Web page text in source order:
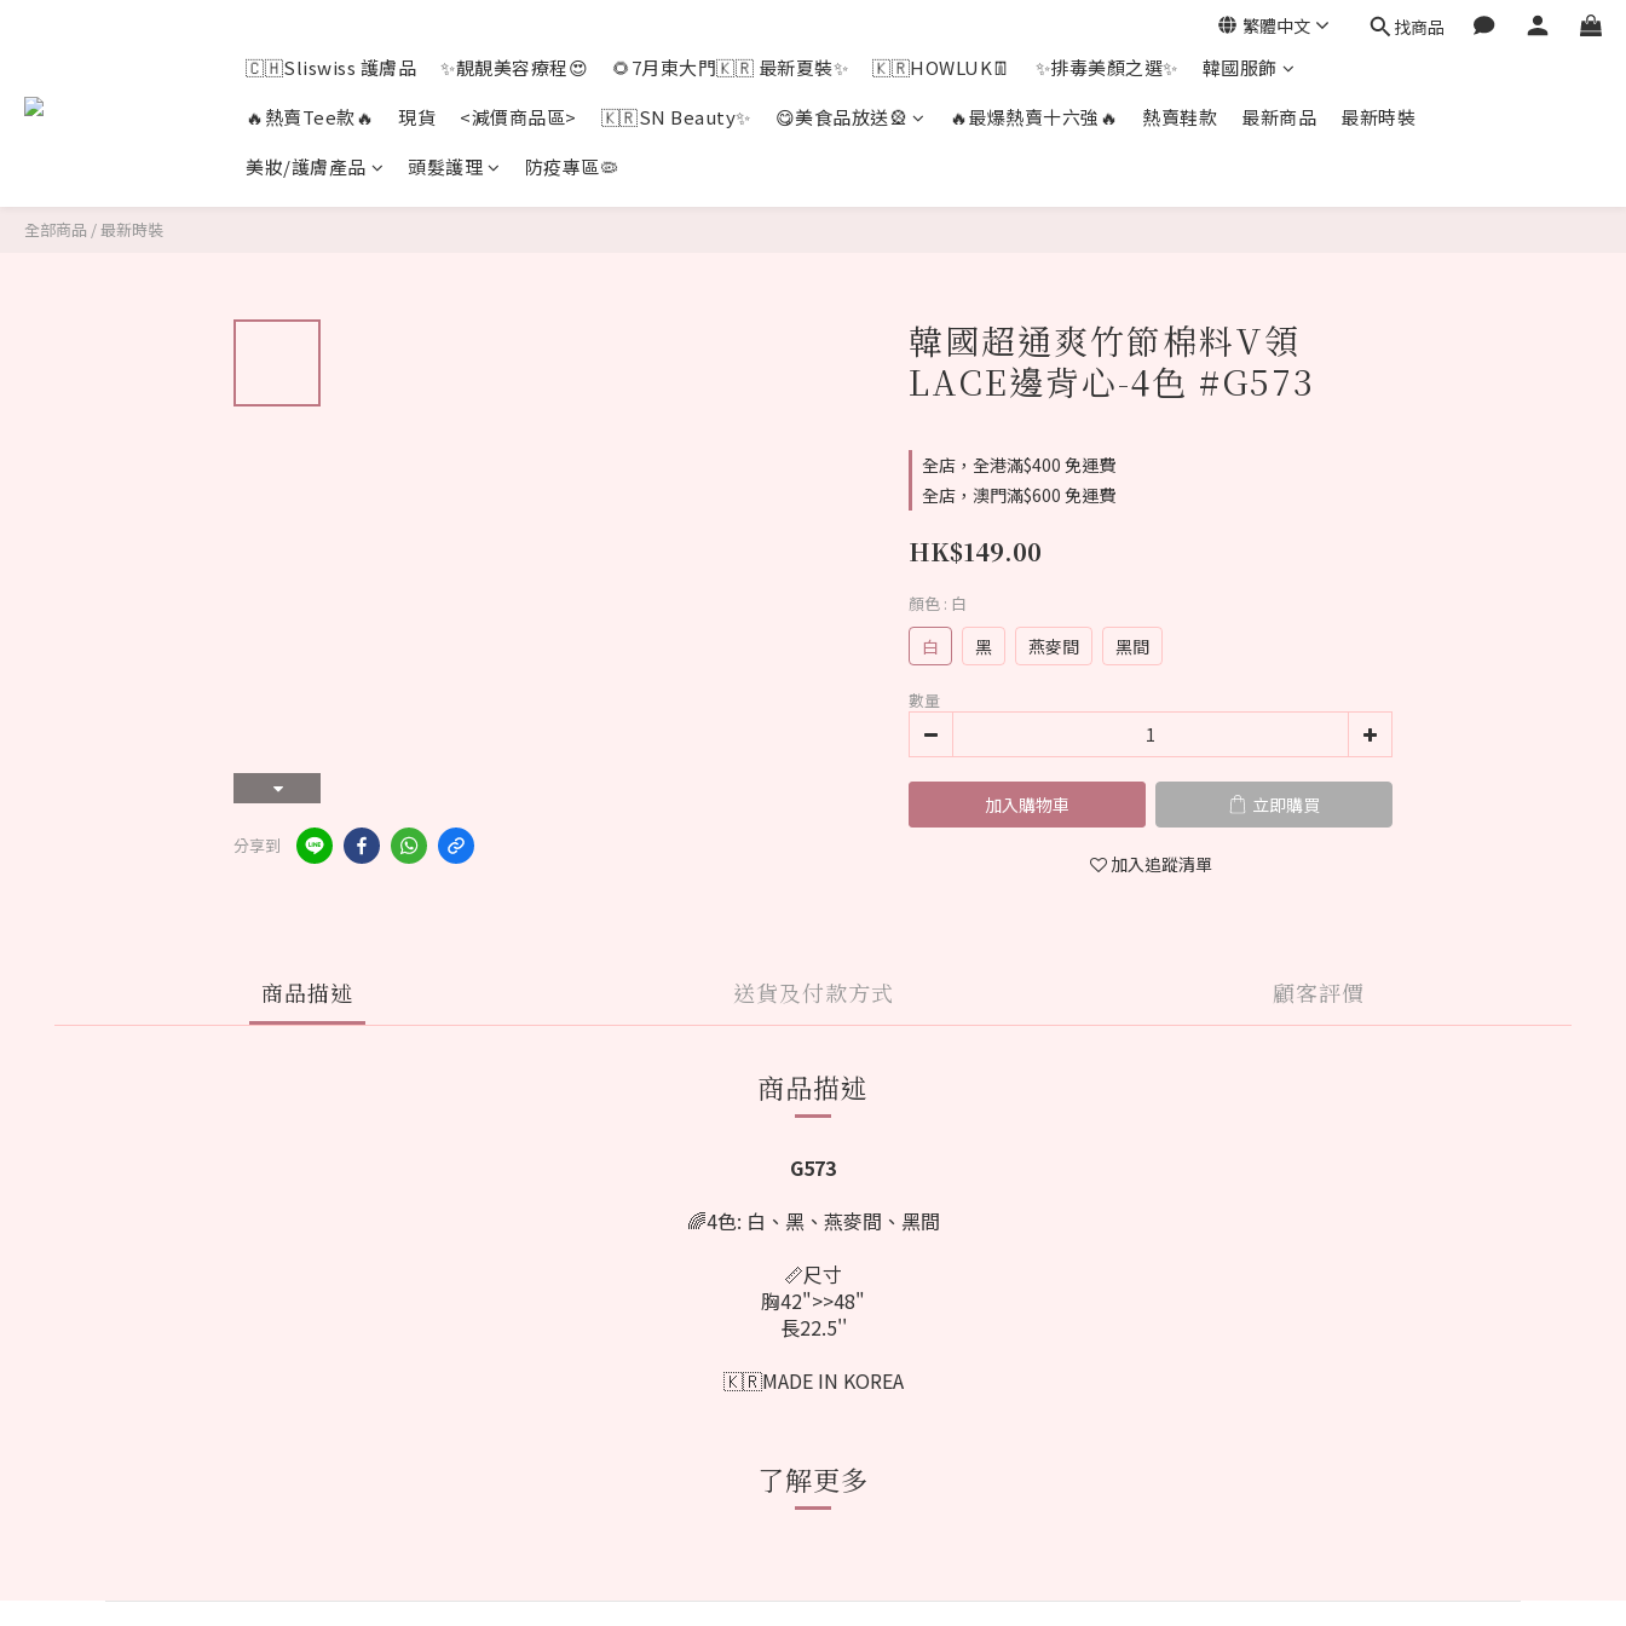
繁體中文 找商品
🇨🇭Sliswiss 護膚品 ✨靚靚美容療程😍 🌻7月東大門🇰🇷 最新夏裝✨ 🇰🇷HOWLUK👖 ✨排毒美顏之選✨
韓國服飾
🔥熱賣Tee款🔥
現貨 <減價商品區> 🇰🇷SN Beauty✨ 😋美食品放送🎡 🔥最爆熱賣十六強🔥 熱賣鞋款 最新商品
最新時裝
美妝/護膚產品
頭髮護理 防疫專區🦠
全部商品 /最新時裝
分享到
韓國超通爽竹節棉料V領
LACE邊背心-4色 #G573
全店，全港滿$400 免運費
全店，澳門滿$600 免運費
HK$149.00
顏色 : 白
白 黑 燕麥間 黑間
數量
加入購物車 立即購買
加入追蹤清單
商品描述 送貨及付款方式 顧客評價
商品描述
G573
🌈4色: 白、黑 、燕麥間 、 黑間
📏尺寸
胸42">>48"
長22.5''
🇰🇷MADE IN KOREA
了解更多